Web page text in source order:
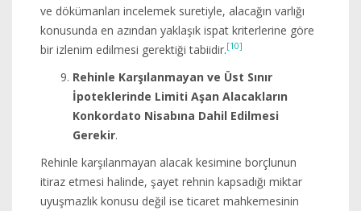
ve dökümanları incelemek suretiyle, alacağın varlığı
konusunda en azından yaklaşık ispat kriterlerine göre
bir izlenim edilmesi gerektiği tabiidir.[10]
Rehinle Karşılanmayan ve Üst Sınır
İpoteklerinde Limiti Aşan Alacakların
Konkordato Nisabına Dahil Edilmesi
Gerekir.
Rehinle karşılanmayan alacak kesimine borçlunun
itiraz etmesi halinde, şayet rehnin kapsadığı miktar
uyuşmazlık konusu değil ise ticaret mahkemesinin